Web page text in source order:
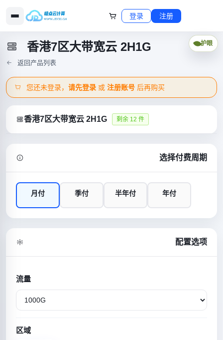
登录 注册
香港7区大带宽云 2H1G
返回产品列表
您还未登录，请先登录 或注册账号 后再购买
香港7区大带宽云 2H1G 剩余 12 件
选择付费周期
月付 季付 半年付 年付
配置选项
流量
区域
护眼